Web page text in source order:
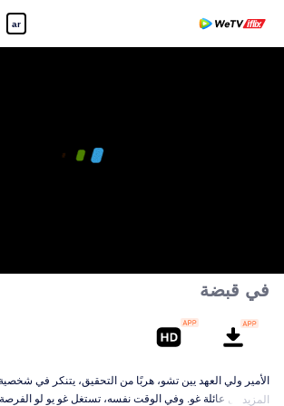
ar
في قبضة
الأمير ولي العهد يين تشو، هربًا من التحقيق، يتنكر في
إلى منزل عائلة غو. وفي الوقت نفسه، تستغل غو يو لو
المزيد